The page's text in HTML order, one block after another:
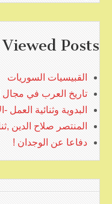
Posts
القبيسيات السوريات
تاريخ العرب في
البدوية وثنائية العمل -
المنتصر صلاح الدين
دفاعا عن الوجدان !